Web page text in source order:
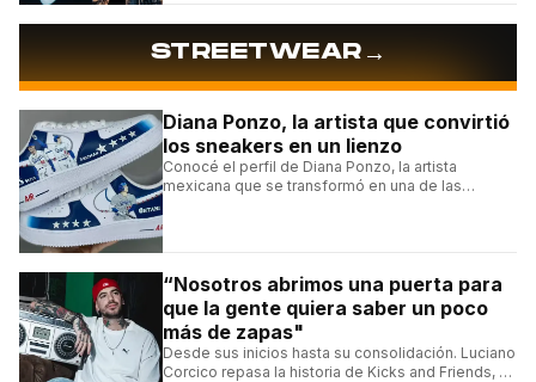
STREETWEAR→
Diana Ponzo, la artista que convirtió
los sneakers en un lienzo
Conocé el perfil de Diana Ponzo, la artista
mexicana que se transformó en una de las
“Nosotros abrimos una puerta para
que la gente quiera saber un poco
más de zapas"
Desde sus inicios hasta su consolidación. Luciano
Corcico repasa la historia de Kicks and Friends, el